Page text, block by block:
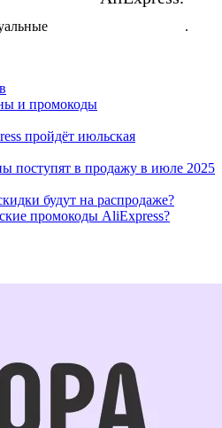
.
и промокоды
пройдёт июльская
поступят в продажу в июле 2025
будут на распродаже?
промокоды AliExpress?